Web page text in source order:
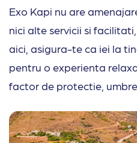
Exo Kapi nu are
nici alte servicii si
aici, asigura-te ca iei la
pentru o experienta
factor de protectie,